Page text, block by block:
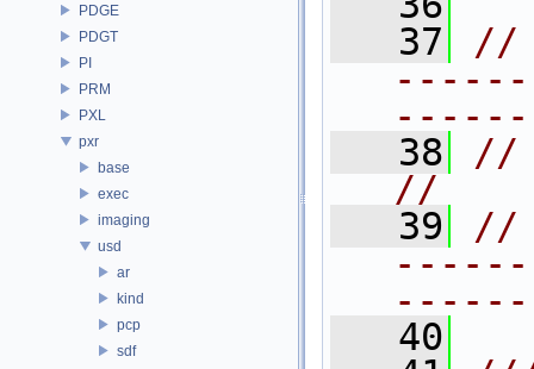
PDGE
PDGT
PI
PRM
PXL
pxr
base
exec
imaging
usd
ar
kind
pcp
sdf
   37
//
   38
//
//
   39
//
   40